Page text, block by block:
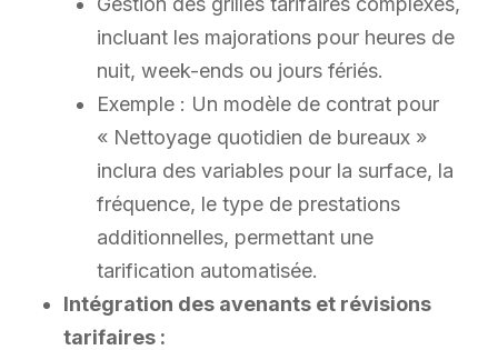
incluant les majorations pour heures de
nuit, week-ends ou jours fériés.
Exemple : Un modèle de contrat pour
« Nettoyage quotidien de bureaux »
inclura des variables pour la surface, la
fréquence, le type de prestations
additionnelles, permettant une
tarification automatisée.
Intégration des avenants et révisions
tarifaires :